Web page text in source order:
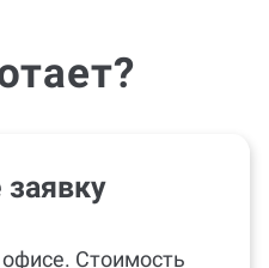
Стоимость